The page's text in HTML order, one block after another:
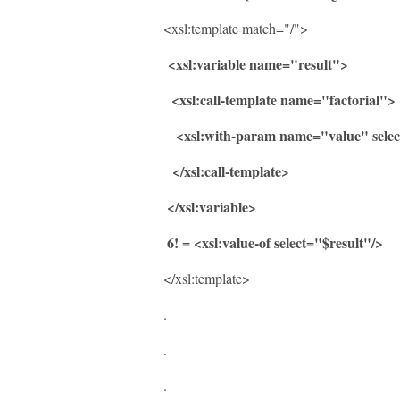
<xsl:template match="/">
<xsl:variable name="result">
<xsl:call-template name="factorial">
<xsl:with-param name="value"
</xsl:call-template>
</xsl:variable>
6! = <xsl:value-of select="$result"/>
</xsl:template>
.
.
.